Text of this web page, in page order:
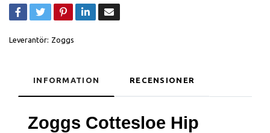
Leverantör: Zoggs
INFORMATION RECENSIONER
Zoggs Cottesloe Hip